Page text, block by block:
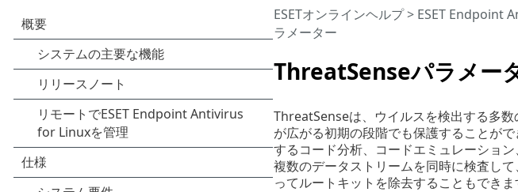
ThreatSenseパラメー
ESETオンラインヘルプ> ESET Endpoint
ラメーター
ThreatSenseは、ウイルスを検出する多
が広がる初期の段階でも保護することが
するコード分析、コードエミュレーショ
複数のデータストリームを同時に検査し
ってルートキットを除去することもできま